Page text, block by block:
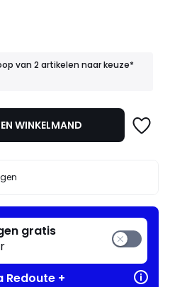
van 2 artikelen naar keuze*
WINKELMAND
gratis
Redoute +